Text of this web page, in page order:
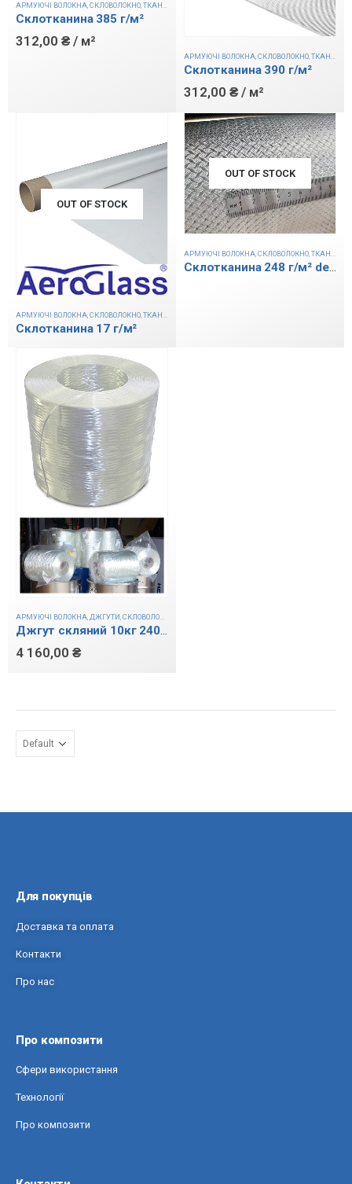
АРМУЮЧІ ВОЛОКНА,СКЛОВОЛОКНО,ТКАНИНИ
Склотканина 385 г/м²
312,00 ₴ / м²
АРМУЮЧІ ВОЛОКНА СКЛОВОЛОКНО ТКАНИНИ
Склотканина 390 г/м²
312,00 ₴ / м²
OUT OF STOCK
АРМУЮЧІ ВОЛОКНА СКЛОВОЛОКНО ТКАНИНИ
Склотканина 17 г/м²
OUT OF STOCK
АРМУЮЧІ ВОЛОКНА СКЛОВОЛОКНО ТКАНИНИ
Склотканина 248 г/м² design
АРМУЮЧІ ВОЛОКНА ДЖГУТИ СКЛОВОЛОКНО
Джгут скляний 10кг 2400 tex
4 160,00 ₴
Для покупців
Доставка та оплата
Контакти
Про нас
Про композити
Сфери використання
Технології
Про композити